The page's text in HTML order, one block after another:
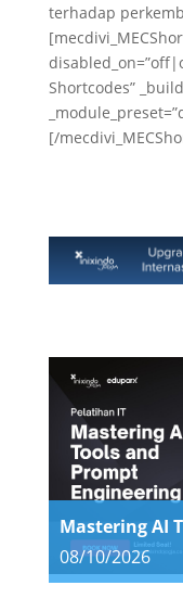
terhadap
Shortcodes”
[/
08/10/2026